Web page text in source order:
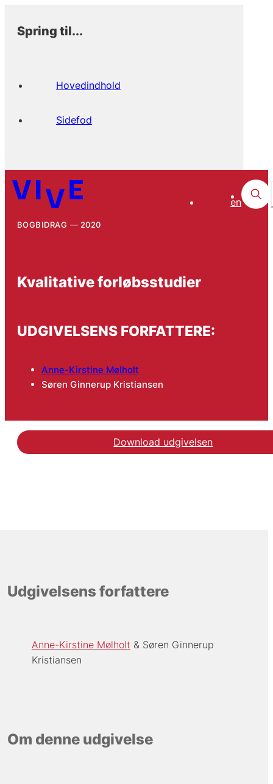
Spring til...
Hovedindhold
Sidefod
en
BOGBIDRAG 2020
Kvalitative forløbsstudier
UDGIVELSENS FORFATTERE:
Anne-Kirstine Mølholt
Søren Ginnerup Kristiansen
Download udgivelsen
Udgivelsens forfattere
Anne-Kirstine Mølholt
Søren Ginnerup
Kristiansen
Om denne udgivelse